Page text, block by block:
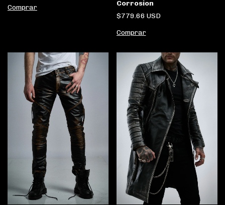
Comprar
Corrosion
$779.66 USD
Comprar